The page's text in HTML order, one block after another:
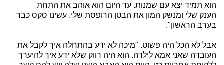
הוא תמיד יצא עם שמנות. עד היום הוא אוהב את התחת
הענק שלי ומנשק המון את הבטן הרופסת שלי. עשינו סקס כבר
בערב הראשון".
אבל לא הכל היה פשוט. "מיכה לא ידע בהתחלה איך לקבל את
העובדה שאני אמא לילדה. הוא היה רווק שלא ידע איך להיערך